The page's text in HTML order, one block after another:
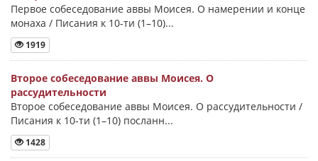
Первое собеседование аввы Моисея. О намерении и конце
монаха / Писания к 10-ти (1–10)...
1919
Второе собеседование аввы Моисея. О
рассудительности
Второе собеседование аввы Моисея. О рассудительности /
Писания к 10-ти (1–10) посланн...
1428